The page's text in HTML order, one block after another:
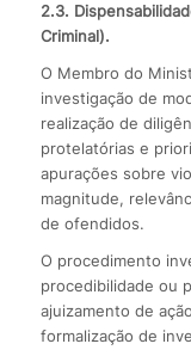
2.3.
Criminal).
O Membro do
investigação de
realização de
protelatórias e
apurações sobre
magnitude,
de ofendidos.
O procedimento
procedibilidade ou
ajuizamento de
formalização de